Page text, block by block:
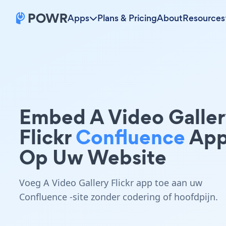
Apps Plans & PricingAboutResources
Embed A Video
FlickrConfluence
Op Uw Website
Voeg A Video Gallery Flickr app toe aan uw
Confluence -site zonder codering of hoofdpijn.